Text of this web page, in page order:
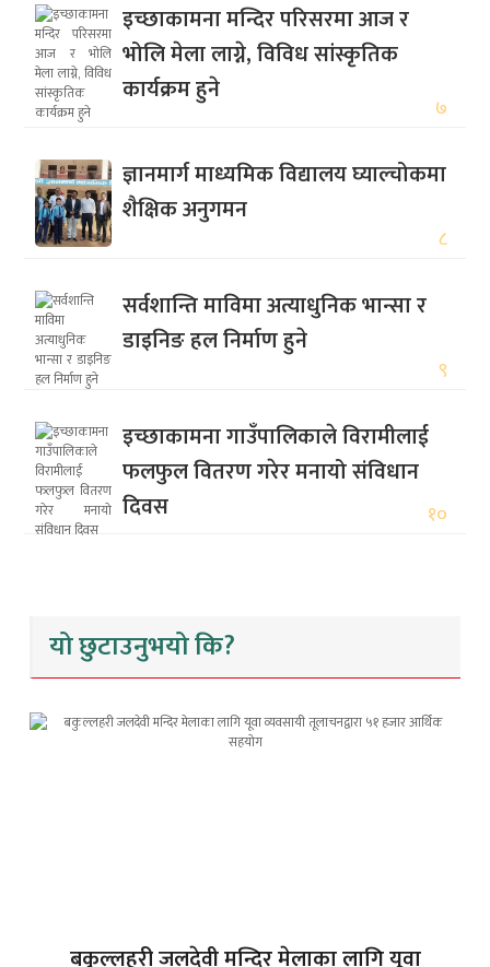
इच्छाकामना मन्दिर परिसरमा आज र
भोलि मेला लाग्ने, विविध सांस्कृतिक
कार्यक्रम हुने
७
ज्ञानमार्ग माध्यमिक विद्यालय घ्याल्चोकमा
शैक्षिक अनुगमन
८
सर्वशान्ति माविमा अत्याधुनिक भान्सा र
डाइनिङ हल निर्माण हुने
९
इच्छाकामना गाउँपालिकाले विरामीलाई
फलफुल वितरण गरेर मनायो संविधान
दिवस
१०
यो छुटाउनुभयो कि?
बकुल्लहरी जलदेवी मन्दिर मेलाका लागि यूवा